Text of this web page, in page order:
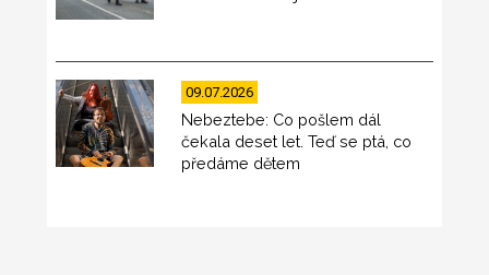
09.07.2026
Nebeztebe: Co pošlem dál
čekala deset let. Teď se ptá, co
předáme dětem